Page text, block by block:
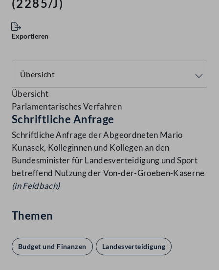
(2285/J)
Exportieren
Übersicht
Parlamentarisches Verfahren
Schriftliche Anfrage
Schriftliche Anfrage der Abgeordneten Mario
Kunasek, Kolleginnen und Kollegen an den
Bundesminister für Landesverteidigung und Sport
betreffend Nutzung der Von-der-Groeben-Kaserne
(in Feldbach)
Themen
Budget und Finanzen Landesverteidigung